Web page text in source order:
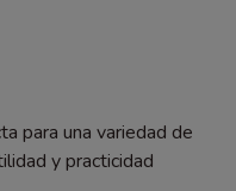
para una variedad de
y practicidad